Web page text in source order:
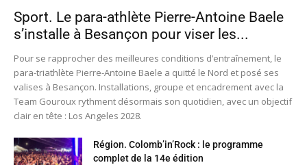
Sport. Le para-athlète Pierre-Antoine Baele
s’installe à Besançon pour viser les...
Pour se rapprocher des meilleures conditions d’entraînement, le
para-triathlète Pierre-Antoine Baele a quitté le Nord et posé ses
valises à Besançon. Installations, groupe et encadrement avec la
Team Gouroux rythment désormais son quotidien, avec un objectif
clair en tête : Los Angeles 2028.
Région. Colomb’in’Rock : le programme
complet de la 14e édition